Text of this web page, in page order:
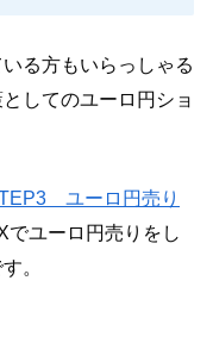
る方もいらっしゃる
してのユーロ円ショ
ユーロ円売り
でユーロ円売りをし
。